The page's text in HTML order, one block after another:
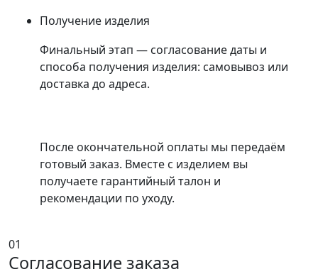
Получение изделия
Финальный этап — согласование даты и
способа получения изделия: самовывоз или
доставка до адреса.
После окончательной оплаты мы передаём
готовый заказ. Вместе с изделием вы
получаете гарантийный талон и
рекомендации по уходу.
01
Согласование заказа